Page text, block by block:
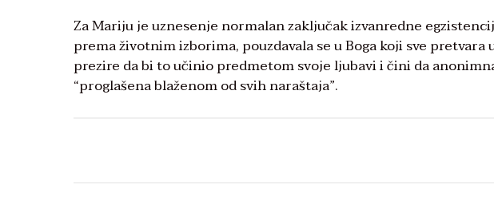
Za Mariju je uznesenje normalan zaključak izvanredne
prema životnim izborima, pouzdavala se u Boga koji sve
prezire da bi to učinio predmetom svoje ljubavi i čini da
“proglašena blaženom od svih naraštaja”.